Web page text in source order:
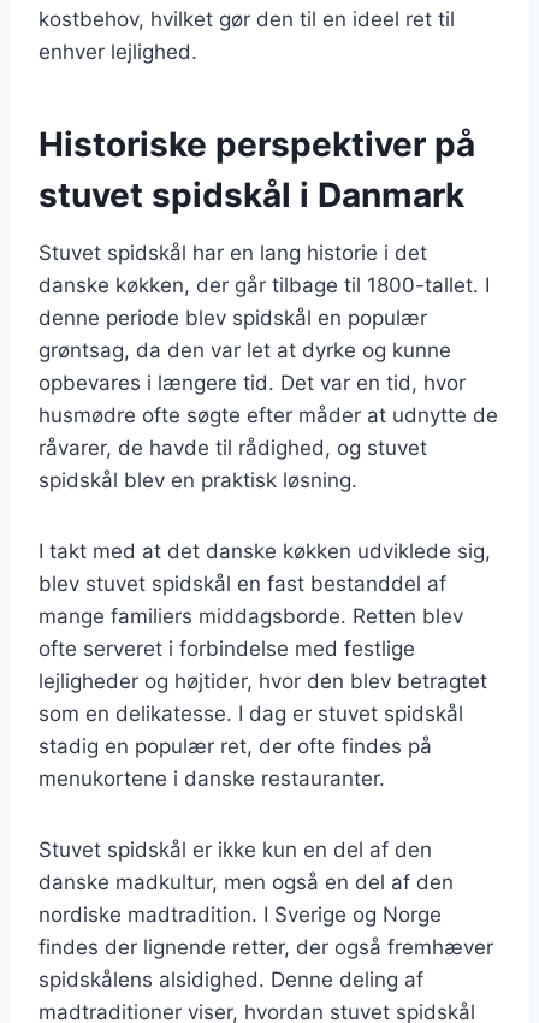
kostbehov, hvilket gør den til en ideel ret til
enhver lejlighed.
Historiske perspektiver på
stuvet spidskål i Danmark
Stuvet spidskål har en lang historie i det
danske køkken, der går tilbage til 1800-tallet. I
denne periode blev spidskål en populær
grøntsag, da den var let at dyrke og kunne
opbevares i længere tid. Det var en tid, hvor
husmødre ofte søgte efter måder at udnytte de
råvarer, de havde til rådighed, og stuvet
spidskål blev en praktisk løsning.
I takt med at det danske køkken udviklede sig,
blev stuvet spidskål en fast bestanddel af
mange familiers middagsborde. Retten blev
ofte serveret i forbindelse med festlige
lejligheder og højtider, hvor den blev betragtet
som en delikatesse. I dag er stuvet spidskål
stadig en populær ret, der ofte findes på
menukortene i danske restauranter.
Stuvet spidskål er ikke kun en del af den
danske madkultur, men også en del af den
nordiske madtradition. I Sverige og Norge
findes der lignende retter, der også fremhæver
spidskålens alsidighed. Denne deling af
madtraditioner viser, hvordan stuvet spidskål